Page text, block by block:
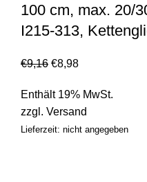
100 cm, max. 20/
I215-313,
€9,16 €8,98
Enthält 19% MwSt.
zzgl. Versand
Lieferzeit: nicht angegeben